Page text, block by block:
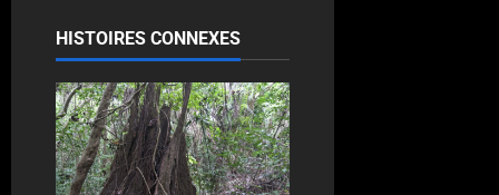
HISTOIRES CONNEXES